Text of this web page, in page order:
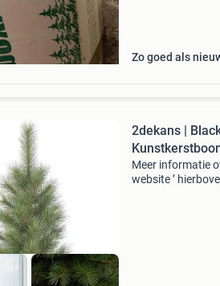
Zo goed als
2dekans |
Meer informatie
website ’